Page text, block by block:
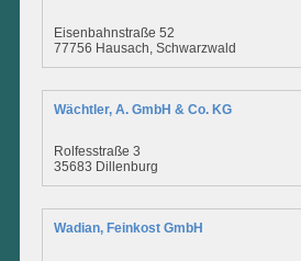
Eisenbahnstraße 52
77756 Hausach, Schwarzwald
Wächtler, A. GmbH & Co. KG
Rolfesstraße 3
35683 Dillenburg
Wadian, Feinkost GmbH